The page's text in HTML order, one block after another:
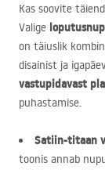
Kas soovite
Valige
on täiuslik
disainist ja
vastupidavast
puhastamise.
Satiin-titaan
toonis annab